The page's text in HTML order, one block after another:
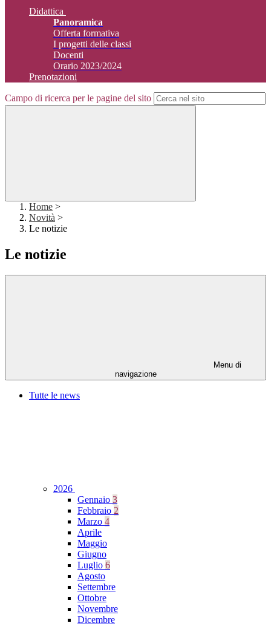
Didattica
Panoramica
Offerta formativa
I progetti delle classi
Docenti
Orario 2023/2024
Prenotazioni
Campo di ricerca per le pagine del sito
Home >
Novità >
Le notizie
Le notizie
Menu di
navigazione
Tutte le news
2026
Gennaio 3
Febbraio 2
Marzo 4
Aprile
Maggio
Giugno
Luglio 6
Agosto
Settembre
Ottobre
Novembre
Dicembre